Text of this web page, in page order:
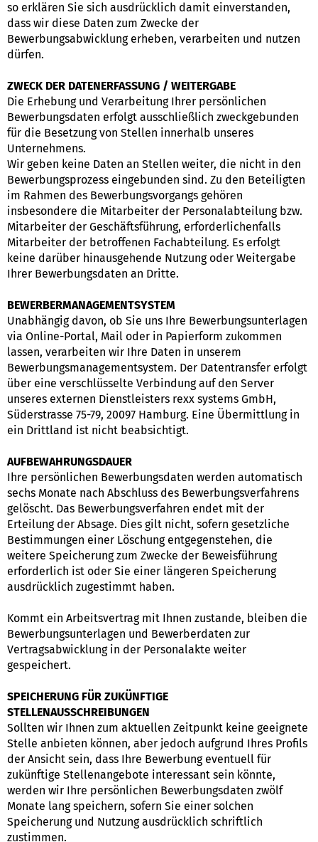
so erklären Sie sich ausdrücklich damit einverstanden,
dass wir diese Daten zum Zwecke der
Bewerbungsabwicklung erheben, verarbeiten und nutzen
dürfen.
ZWECK DER DATENERFASSUNG / WEITERGABE
Die Erhebung und Verarbeitung Ihrer persönlichen
Bewerbungsdaten erfolgt ausschließlich zweckgebunden
für die Besetzung von Stellen innerhalb unseres
Unternehmens.
Wir geben keine Daten an Stellen weiter, die nicht in den
Bewerbungsprozess eingebunden sind. Zu den Beteiligten
im Rahmen des Bewerbungsvorgangs gehören
insbesondere die Mitarbeiter der Personalabteilung bzw.
Mitarbeiter der Geschäftsführung, erforderlichenfalls
Mitarbeiter der betroffenen Fachabteilung. Es erfolgt
keine darüber hinausgehende Nutzung oder Weitergabe
Ihrer Bewerbungsdaten an Dritte.
BEWERBERMANAGEMENTSYSTEM
Unabhängig davon, ob Sie uns Ihre Bewerbungsunterlagen
via Online-Portal, Mail oder in Papierform zukommen
lassen, verarbeiten wir Ihre Daten in unserem
Bewerbungsmanagementsystem. Der Datentransfer erfolgt
über eine verschlüsselte Verbindung auf den Server
unseres externen Dienstleisters rexx systems GmbH,
Süderstrasse 75-79, 20097 Hamburg. Eine Übermittlung in
ein Drittland ist nicht beabsichtigt.
AUFBEWAHRUNGSDAUER
Ihre persönlichen Bewerbungsdaten werden automatisch
sechs Monate nach Abschluss des Bewerbungsverfahrens
gelöscht. Das Bewerbungsverfahren endet mit der
Erteilung der Absage. Dies gilt nicht, sofern gesetzliche
Bestimmungen einer Löschung entgegenstehen, die
weitere Speicherung zum Zwecke der Beweisführung
erforderlich ist oder Sie einer längeren Speicherung
ausdrücklich zugestimmt haben.
Kommt ein Arbeitsvertrag mit Ihnen zustande, bleiben die
Bewerbungsunterlagen und Bewerberdaten zur
Vertragsabwicklung in der Personalakte weiter
gespeichert.
SPEICHERUNG FÜR ZUKÜNFTIGE
STELLENAUSSCHREIBUNGEN
Sollten wir Ihnen zum aktuellen Zeitpunkt keine geeignete
Stelle anbieten können, aber jedoch aufgrund Ihres Profils
der Ansicht sein, dass Ihre Bewerbung eventuell für
zukünftige Stellenangebote interessant sein könnte,
werden wir Ihre persönlichen Bewerbungsdaten zwölf
Monate lang speichern, sofern Sie einer solchen
Speicherung und Nutzung ausdrücklich schriftlich
zustimmen.